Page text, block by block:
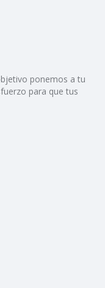
ponemos a tu
para que tus